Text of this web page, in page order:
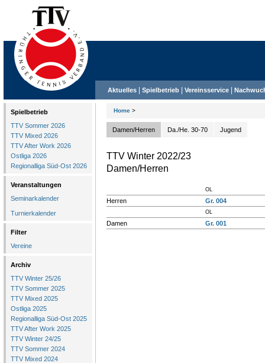
Aktuelles Spielbetrieb Vereinsservice
Damen/Herren Da./He. 30-70 Jugend
Home >
Spielbetrieb
TTV Sommer 2026
TTV Mixed 2026
TTV After Work 2026
Ostliga 2026
Regionalliga Süd-Ost 2026
Veranstaltungen
Seminarkalender
Turnierkalender
Filter
Vereine
Archiv
TTV Winter 25/26
TTV Sommer 2025
TTV Mixed 2025
Ostliga 2025
Regionalliga Süd-Ost 2025
TTV After Work 2025
TTV Winter 24/25
TTV Sommer 2024
TTV Mixed 2024
TTV Winter 2022/23
Damen/Herren
OL
Herren Gr. 004
OL
Damen Gr. 001